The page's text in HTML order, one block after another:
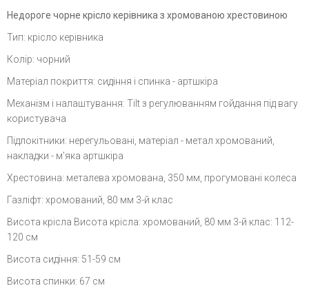
Недороге чорне крісло керівника з хромованою хрестовиною
Тип: крісло керівника
Колір: чорний
Матеріал покриття: сидіння і спинка - артшкіра
Механізм і налаштування: Tilt з регулюванням гойдання під вагу
користувача
Підлокітники: нерегульовані, матеріал - метал хромований,
накладки - м'яка артшкіра
Хрестовина: металева хромована, 350 мм, прогумовані колеса
Газліфт: хромований, 80 мм 3-й клас
Висота крісла Висота крісла: хромований, 80 мм 3-й клас: 112-
120 см
Висота сидіння: 51-59 см
Висота спинки: 67 см